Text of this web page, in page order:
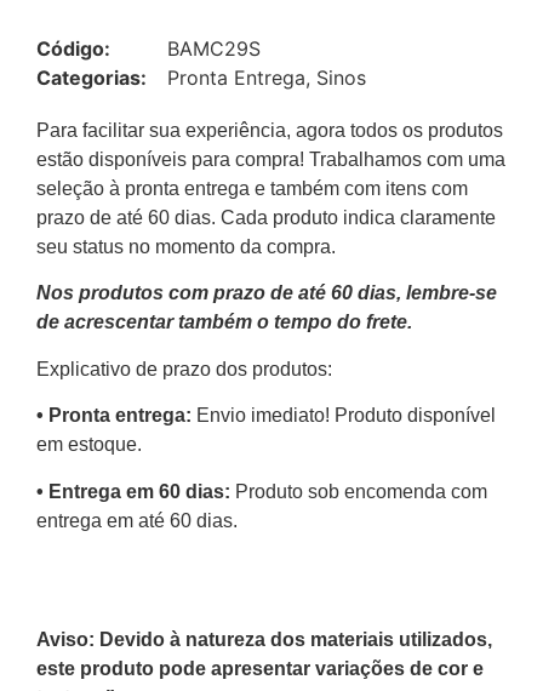
Código:
BAMC29S
Categorias:
Pronta Entrega, Sinos
Para facilitar sua experiência, agora todos os produtos
estão disponíveis para compra! Trabalhamos com uma
seleção à pronta entrega e também com itens com
prazo de até 60 dias. Cada produto indica claramente
seu status no momento da compra.
Nos produtos com prazo de até 60 dias, lembre-se
de acrescentar também o tempo do frete.
Explicativo de prazo dos produtos:
•⁠ ⁠Pronta entrega: Envio imediato! Produto disponível
em estoque.
•⁠ Entrega em 60 dias: Produto sob encomenda com
entrega em até 60 dias.
Aviso: Devido à natureza dos materiais utilizados,
este produto pode apresentar variações de cor e